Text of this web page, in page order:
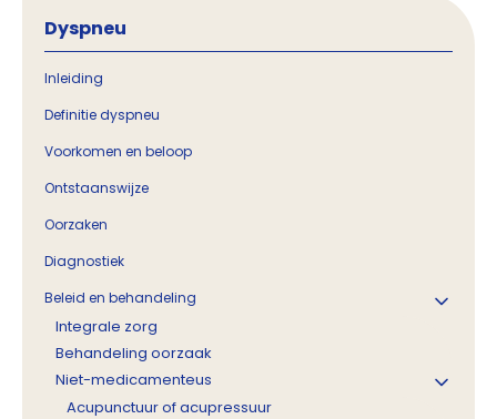
Dyspneu
Inleiding
Definitie dyspneu
Voorkomen en beloop
Ontstaanswijze
Oorzaken
Diagnostiek
Beleid en behandeling
Integrale zorg
Behandeling oorzaak
Niet-medicamenteus
Acupunctuur of acupressuur